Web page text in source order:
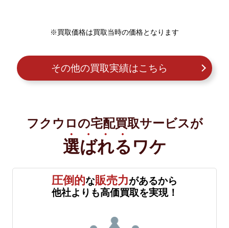
※買取価格は買取当時の価格となります
その他の買取実績はこちら
フクウロの宅配買取サービスが
選ばれる ワケ
圧倒的な販売力があるから
他社よりも高価買取を実現！